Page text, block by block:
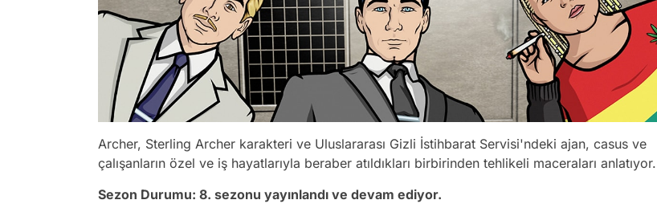
Archer, Sterling Archer karakteri ve Uluslararası Gizli İstihbarat Servisi'ndeki ajan, casus ve
çalışanların özel ve iş hayatlarıyla beraber atıldıkları birbirinden tehlikeli maceraları anlatıyor.
Sezon Durumu: 8. sezonu yayınlandı ve devam ediyor.